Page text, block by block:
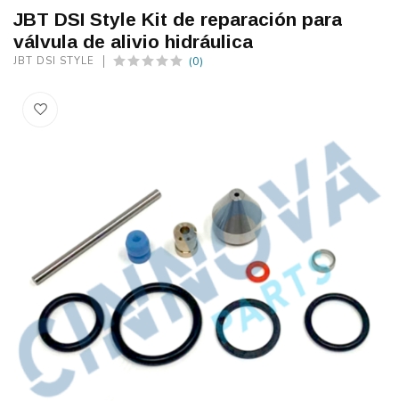
JBT DSI Style Kit de reparación para
válvula de alivio hidráulica
JBT DSI STYLE (0)